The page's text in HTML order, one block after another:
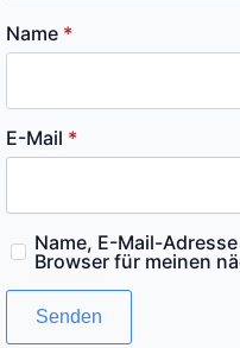
Name *
E-Mail *
Name, E-Mail-
Browser für meinen